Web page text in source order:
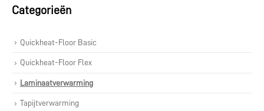
Categorieën
Quickheat-Floor Basic
Quickheat-Floor Flex
Laminaatverwarming
Tapijtverwarming